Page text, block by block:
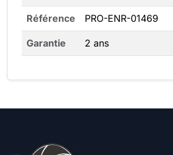
Référence PRO-ENR-01469
Garantie 2 ans